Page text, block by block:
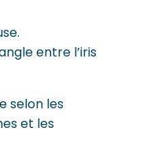
entre l’iris
selon les
et les